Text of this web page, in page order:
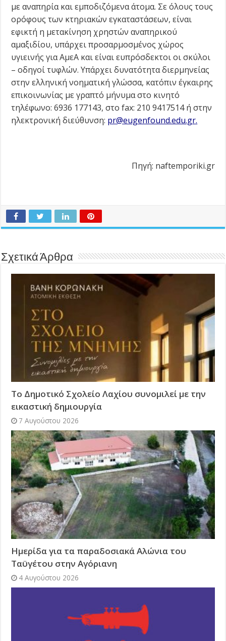
με αναπηρία και εμποδιζόμενα άτομα. Σε όλους τους
ορόφους των κτηριακών εγκαταστάσεων, είναι
εφικτή η μετακίνηση χρηστών αναπηρικού
αμαξιδίου, υπάρχει προσαρμοσμένος χώρος
υγιεινής για ΑμεΑ και είναι ευπρόσδεκτοι οι σκύλοι
– οδηγοί τυφλών. Υπάρχει δυνατότητα διερμηνείας
στην ελληνική νοηματική γλώσσα, κατόπιν έγκαιρης
επικοινωνίας με γραπτό μήνυμα στο κινητό
τηλέφωνο: 6936 177143, στο fax: 210 9417514 ή στην
ηλεκτρονική διεύθυνση: pr@eugenfound.edu.gr.
Πηγή: naftemporiki.gr
Σχετικά Άρθρα
Το Δημοτικό Σχολείο Λαχίου συνομιλεί με την
εικαστική δημιουργία
7 Αυγούστου 2026
Ημερίδα για τα παραδοσιακά Αλώνια του
Ταϋγέτου στην Αγόριανη
4 Αυγούστου 2026